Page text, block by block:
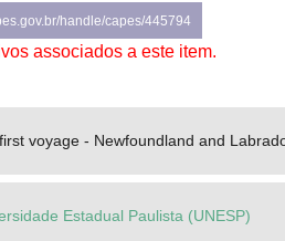
handle/capes/445794
associados a este item.
voyage - Newfoundland and
Estadual Paulista (UNESP)